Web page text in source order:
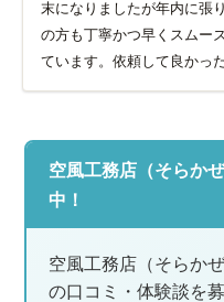
末になりましたが年内に張
の方も丁寧かつ早くスムー
ています。依頼して良かった
空風工務店（そらか
中！
空風工務店（そらか
の口コミ・体験談を